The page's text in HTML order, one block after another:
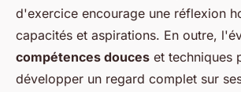
d'exercice encourage une réflexion
capacités et aspirations. En outre,
compétences douces et techniques
développer un regard complet sur